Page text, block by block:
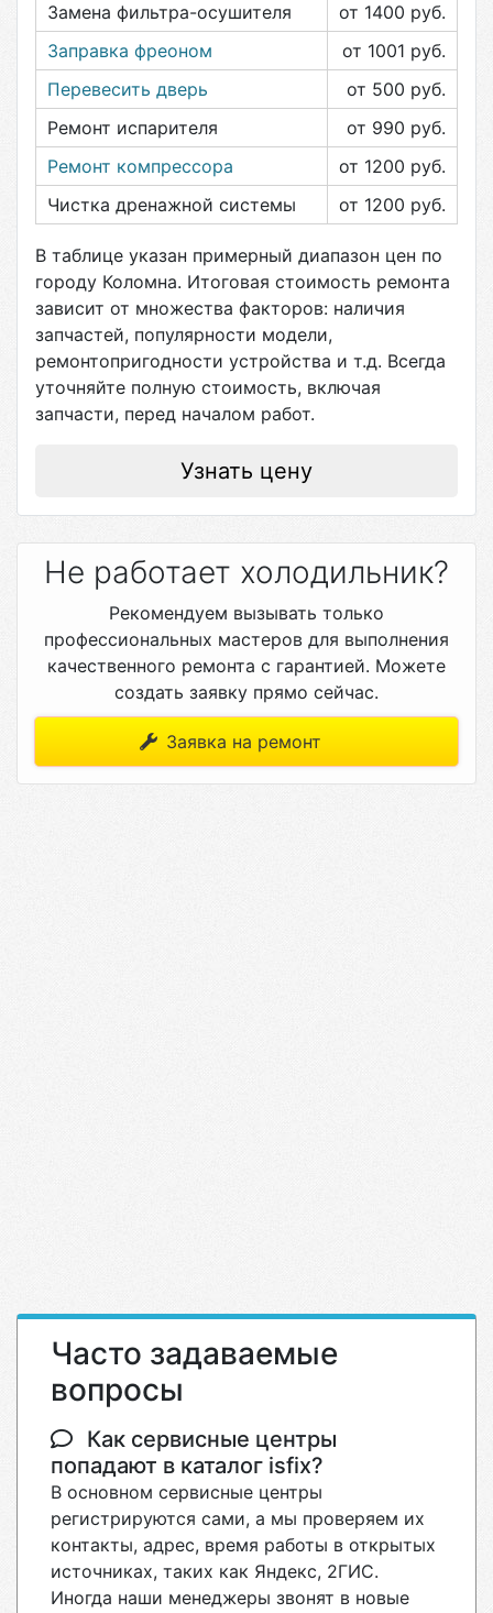
Замена фильтра-осушителя
от 1400 руб.
Заправка фреоном
от 1001 руб.
Перевесить дверь
от 500 руб.
Ремонт испарителя
от 990 руб.
Ремонт компрессора
от 1200 руб.
Чистка дренажной системы
от 1200 руб.
В таблице указан примерный диапазон цен по
городу Коломна. Итоговая стоимость ремонта
зависит от множества факторов: наличия
запчастей, популярности модели,
ремонтопригодности устройства и т.д. Всегда
уточняйте полную стоимость, включая
запчасти, перед началом работ.
Узнать цену
Не работает холодильник?
Рекомендуем вызывать только
профессиональных мастеров для выполнения
качественного ремонта с гарантией. Можете
создать заявку прямо сейчас.
Заявка на ремонт
Часто задаваемые
вопросы
Как сервисные центры
попадают в каталог isfix?
В основном сервисные центры
регистрируются сами, а мы проверяем их
контакты, адрес, время работы в открытых
источниках, таких как Яндекс, 2ГИС.
Иногда наши менеджеры звонят в новые